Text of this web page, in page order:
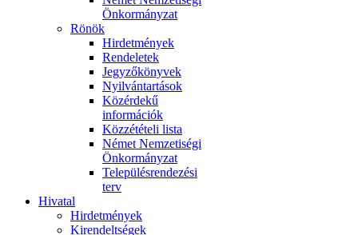
Önkormányzat
Rönök
Hirdetmények
Rendeletek
Jegyzőkönyvek
Nyilvántartások
Közérdekű
információk
Közzétételi lista
Német Nemzetiségi
Önkormányzat
Településrendezési
terv
Hivatal
Hirdetmények
Kirendeltségek